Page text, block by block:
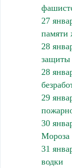
27
памяти
28
защиты
28
29
30
Мороза
31
водки